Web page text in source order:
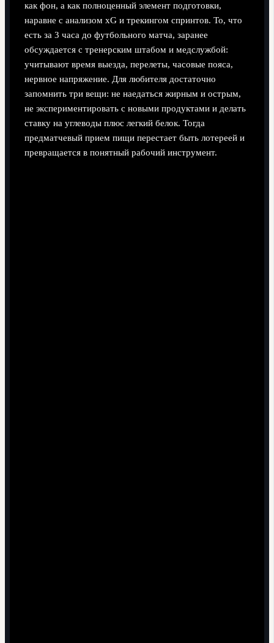
как фон, а как полноценный элемент подготовки,
наравне с анализом xG и трекингом спринтов. То, что
есть за 3 часа до футбольного матча, заранее
обсуждается с тренерским штабом и медслужбой:
учитывают время выезда, перелеты, часовые пояса,
нервное напряжение. Для любителя достаточно
запомнить три вещи: не наедаться жирным и острым,
не экспериментировать с новыми продуктами и делать
ставку на углеводы плюс легкий белок. Тогда
предматчевый прием пищи перестает быть лотереей и
превращается в понятный рабочий инструмент.